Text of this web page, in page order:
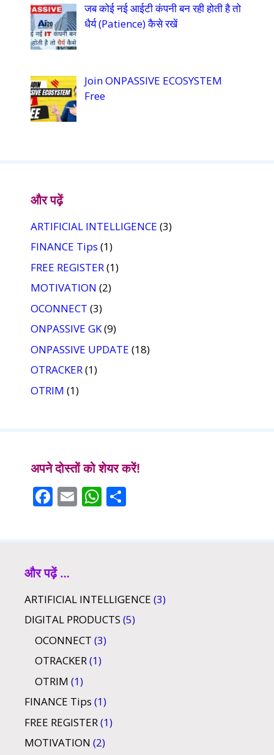
जब कोई नई आईटी कंपनी बन रही होती है तो
धैर्य (Patience) कैसे रखें
Join ONPASSIVE ECOSYSTEM
Free
और पढ़ें
ARTIFICIAL INTELLIGENCE (3)
FINANCE Tips (1)
FREE REGISTER(1)
MOTIVATION (2)
OCONNECT (3)
ONPASSIVE GK(9)
ONPASSIVE UPDATE (18)
OTRACKER(1)
OTRIM (1)
अपने दोस्तों को शेयर करें!
F
o
o
k
E W
p
p
और पढ़ें …
ARTIFICIAL INTELLIGENCE (3)
DIGITAL PRODUCTS (5)
OCONNECT (3)
OTRACKER(1)
OTRIM (1)
FINANCE Tips (1)
FREE REGISTER(1)
MOTIVATION (2)